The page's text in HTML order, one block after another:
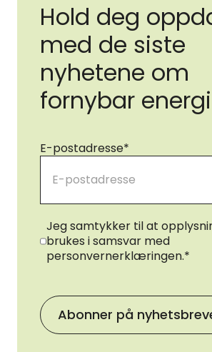
Hold deg
med de siste
nyhetene om
fornybar energi
E-postadresse*
Samtykke*
Jeg samtykker til at
brukes i samsvar med
personvernerklæringen.*